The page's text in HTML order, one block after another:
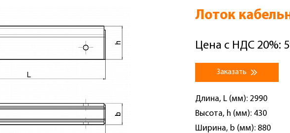
Лоток
Цена с НДС 20%:
Заказать
Длина, L (мм): 2990
Высота, h (мм): 430
Ширина, b (мм): 880